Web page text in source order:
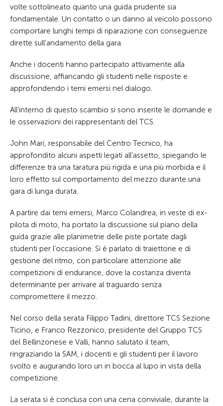
volte sottolineato quanto una guida prudente sia
fondamentale. Un contatto o un danno al veicolo possono
comportare lunghi tempi di riparazione con conseguenze
dirette sull’andamento della gara.
Anche i docenti hanno partecipato attivamente alla
discussione, affiancando gli studenti nelle risposte e
approfondendo i temi emersi nel dialogo.
All’interno di questo scambio si sono inserite le domande e
le osservazioni dei rappresentanti del TCS.
John Mari, responsabile del Centro Tecnico, ha
approfondito alcuni aspetti legati all’assetto, spiegando le
differenze tra una taratura più rigida e una più morbida e il
loro effetto sul comportamento del mezzo durante una
gara di lunga durata.
A partire dai temi emersi, Marco Colandrea, in veste di ex-
pilota di moto, ha portato la discussione sul piano della
guida grazie alle planimetrie delle piste portate dagli
studenti per l’occasione. Si è parlato di traiettorie e di
gestione del ritmo, con particolare attenzione alle
competizioni di endurance, dove la costanza diventa
determinante per arrivare al traguardo senza
compromettere il mezzo.
Nel corso della serata Filippo Tadini, direttore TCS Sezione
Ticino, e Franco Rezzonico, presidente del Gruppo TCS
del Bellinzonese e Valli, hanno salutato il team,
ringraziando la SAM, i docenti e gli studenti per il lavoro
svolto e augurando loro un in bocca al lupo in vista della
competizione.
La serata si è conclusa con una cena conviviale, durante la